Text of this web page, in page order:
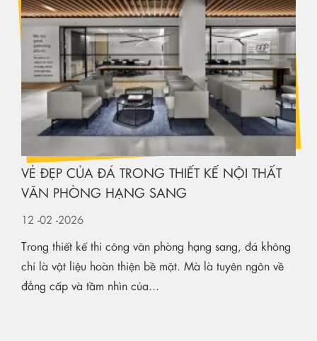
VẺ ĐẸP CỦA ĐÁ TRONG THIẾT KẾ NỘI THẤT
VĂN PHÒNG HẠNG SANG
12 -02 -2026
Trong thiết kế thi công văn phòng hạng sang, đá không
chỉ là vật liệu hoàn thiện bề mặt. Mà là tuyên ngôn về
đẳng cấp và tầm nhìn của...